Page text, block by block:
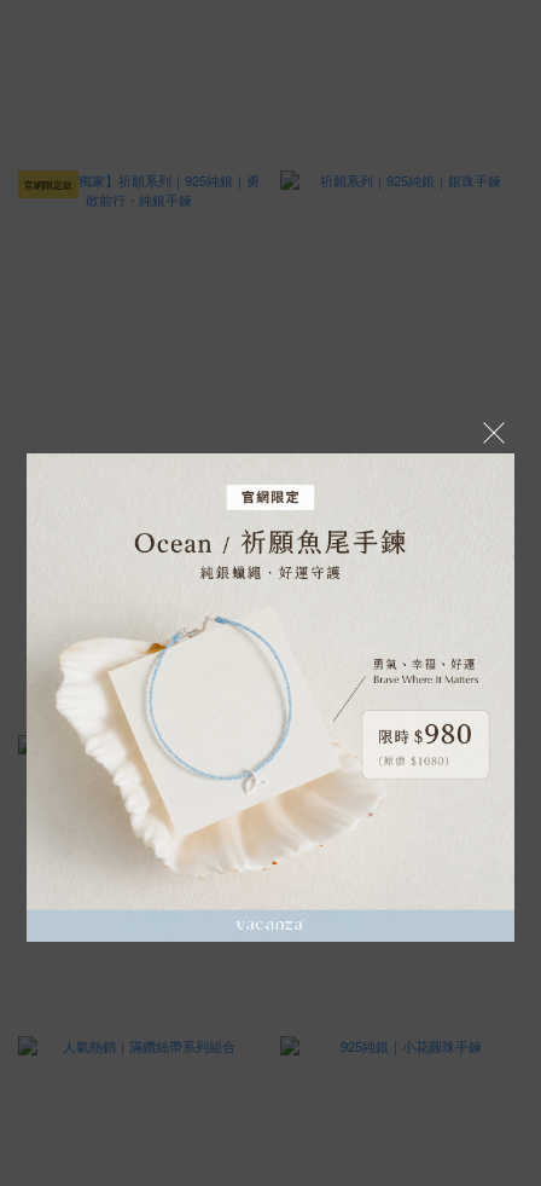
官網限定款
勇敢前行・純銀手鍊
NT$800